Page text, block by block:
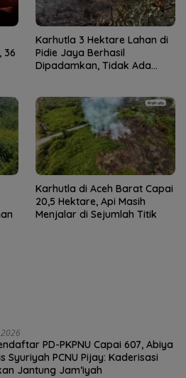
36
Karhutla 3 Hektare Lahan di
Pidie Jaya Berhasil
Dipadamkan, Tidak Ada
Karhutla di Aceh Barat Capai
20,5 Hektare, Api Masih
Menjalar di Sejumlah Titik
PD-PKPNU Capai 607, Abiya
Syuriyah PCNU Pijay: Kaderisasi
Jantung Jam’iyah